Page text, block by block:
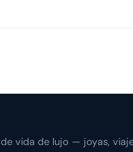
vida de lujo — joyas,